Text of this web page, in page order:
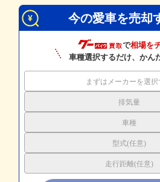
今の愛車を売却
で相場を
車種選択するだけ、かん
まずはメーカーを選択
排気量
車種
型式(任意)
走行距離(任意)